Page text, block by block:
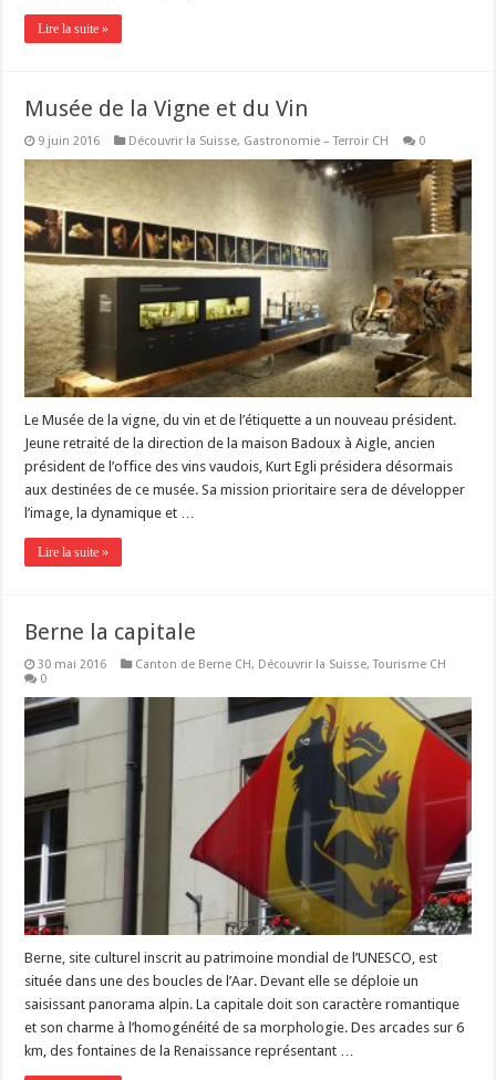
Lire la suite »
Musée de la Vigne et du Vin
9 juin 2016 Découvrir la Suisse, Gastronomie – Terroir CH 0
Le Musée de la vigne, du vin et de l’étiquette a un nouveau président.
Jeune retraité de la direction de la maison Badoux à Aigle, ancien
président de l’office des vins vaudois, Kurt Egli présidera désormais
aux destinées de ce musée. Sa mission prioritaire sera de développer
l’image, la dynamique et …
Lire la suite »
Berne la capitale
30 mai 2016 Canton de Berne CH, Découvrir la Suisse,Tourisme CH
0
Berne, site culturel inscrit au patrimoine mondial de l’UNESCO, est
située dans une des boucles de l’Aar. Devant elle se déploie un
saisissant panorama alpin. La capitale doit son caractère romantique
et son charme à l’homogénéité de sa morphologie. Des arcades sur 6
km, des fontaines de la Renaissance représentant …